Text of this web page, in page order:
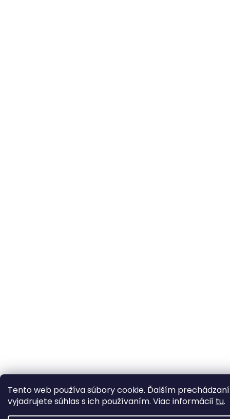
Tento web používa súbory cookie. Ďalším
vyjadrujete súhlas s ich používaním. Viac informácií tu.